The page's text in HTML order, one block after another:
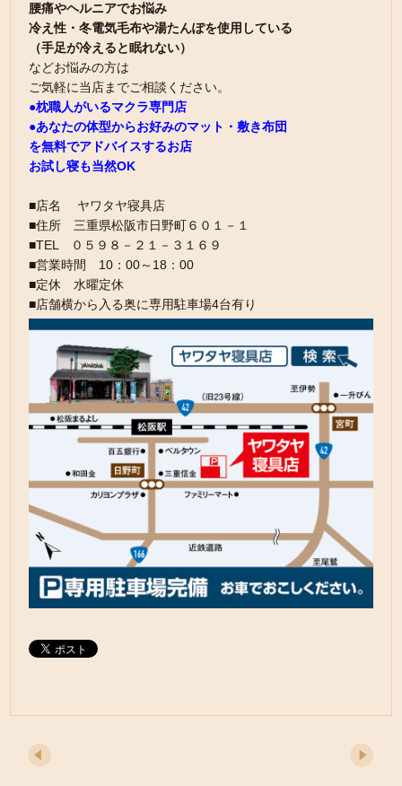
腰痛やヘルニアでお悩み
冷え性・冬電気毛布や湯たんぽを使用している
（手足が冷えると眠れない）
などお悩みの方は
ご気軽に当店までご相談ください。
●枕職人がいるマクラ専門店
●あなたの体型からお好みのマット・敷き布団
を無料でアドバイスするお店
お試し寝も当然OK
■店名 ヤワタヤ寝具店
■住所 三重県松阪市日野町６０１－１
■TEL ０５９８－２１－３１６９
■営業時間 10：00～18：00
■定休 水曜定休
■店舗横から入る奥に専用駐車場4台有り